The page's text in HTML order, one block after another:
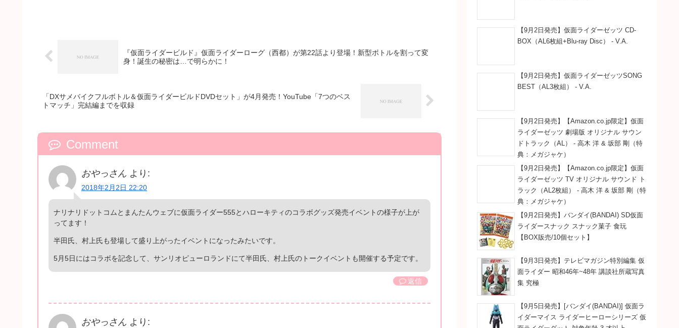
『仮面ライダービルド』仮面ライダーローグ（西都）が第22話より登場！新型ボトルを割って変
身！誕生の秘密は…で明らかに！
「DXサメバイクフルボトル＆仮面ライダービルドDVDセット」が4月発売！YouTube「7つのベス
トマッチ」完結編までを収録
Comment
おやっさん より:
2018年2月2日 22:20
ナリナリドットコムとまんたんウェブに仮面ライダー555とハローキティのコラボグッズ発売イベントの様子が上が
ってます！
半田氏、村上氏も登場して盛り上がったイベントになったみたいです。
5月5日にはコラボを記念して、サンリオピューロランドにて半田氏、村上氏のトークイベントも開催する予定です。
返信
おやっさん より:
【9月2日発売】仮面ライダーゼッツ CD-
BOX（AL6枚組+Blu-ray Disc） - V.A.
【9月2日発売】仮面ライダーゼッツSONG
BEST（AL3枚組） - V.A.
【9月2日発売】【Amazon.co.jp限定】仮面
ライダーゼッツ 劇場版 オリジナル サウン
ドトラック（AL） - 高木 洋 & 坂部 剛（特
典：メガジャケ）
【9月2日発売】【Amazon.co.jp限定】仮面
ライダーゼッツ TV オリジナル サウンド ト
ラック（AL2枚組） - 高木 洋 & 坂部 剛（特
典：メガジャケ）
【9月2日発売】バンダイ(BANDAI) SD仮面
ライダースナック スナック菓子 食玩
【BOX販売/10個セット】
【9月3日発売】テレビマガジン特別編集 仮
面ライダー 昭和46年~48年 講談社所蔵写真
集 究極
【9月5日発売】[バンダイ(BANDAI)] 仮面ラ
イダーマイス ライダーヒーローシリーズ 仮